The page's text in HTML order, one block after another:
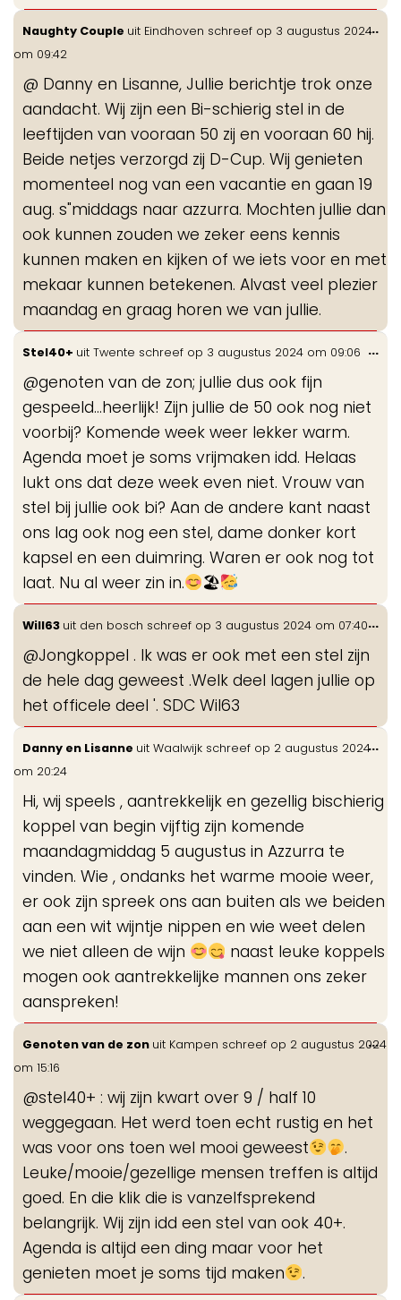
Naughty Couple uit Eindhoven schreef op 3 augustus 2024
om 09:42
@ Danny en Lisanne, Jullie berichtje trok onze
aandacht. Wij zijn een Bi-schierig stel in de
leeftijden van vooraan 50 zij en vooraan 60 hij.
Beide netjes verzorgd zij D-Cup. Wij genieten
momenteel nog van een vacantie en gaan 19
aug. s"middags naar azzurra. Mochten jullie dan
ook kunnen zouden we zeker eens kennis
kunnen maken en kijken of we iets voor en met
mekaar kunnen betekenen. Alvast veel plezier
maandag en graag horen we van jullie.
...
Stel40+ uit Twente schreef op 3 augustus 2024 om 09:06
@genoten van de zon; jullie dus ook fijn
gespeeld...heerlijk! Zijn jullie de 50 ook nog niet
voorbij? Komende week weer lekker warm.
Agenda moet je soms vrijmaken idd. Helaas
lukt ons dat deze week even niet. Vrouw van
stel bij jullie ook bi? Aan de andere kant naast
ons lag ook nog een stel, dame donker kort
kapsel en een duimring. Waren er ook nog tot
laat. Nu al weer zin in.
🏖
...
Will63 uit den bosch schreef op 3 augustus 2024 om 07:40
@Jongkoppel . Ik was er ook met een stel zijn
de hele dag geweest .Welk deel lagen jullie op
het officele deel '. SDC Wil63
...
Danny en Lisanne uit Waalwijk schreef op 2 augustus 2024
om 20:24
Hi, wij speels , aantrekkelijk en gezellig bischierig
koppel van begin vijftig zijn komende
maandagmiddag 5 augustus in Azzurra te
vinden. Wie , ondanks het warme mooie weer,
er ook zijn spreek ons aan buiten als we beiden
aan een wit wijntje nippen en wie weet delen
we niet alleen de wijn
naast leuke koppels
mogen ook aantrekkelijke mannen ons zeker
aanspreken!
...
Genoten van de zon uit Kampen schreef op 2 augustus 2024
om 15:16
@stel40+ : wij zijn kwart over 9 / half 10
weggegaan. Het werd toen echt rustig en het
was voor ons toen wel mooi geweest
.
Leuke/mooie/gezellige mensen treffen is altijd
goed. En die klik die is vanzelfsprekend
belangrijk. Wij zijn idd een stel van ook 40+.
Agenda is altijd een ding maar voor het
genieten moet je soms tijd maken
.
...